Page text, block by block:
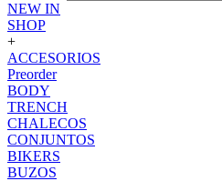
NEW IN
SHOP
+
ACCESORIOS
Preorder
BODY
TRENCH
CHALECOS
CONJUNTOS
BIKERS
BUZOS